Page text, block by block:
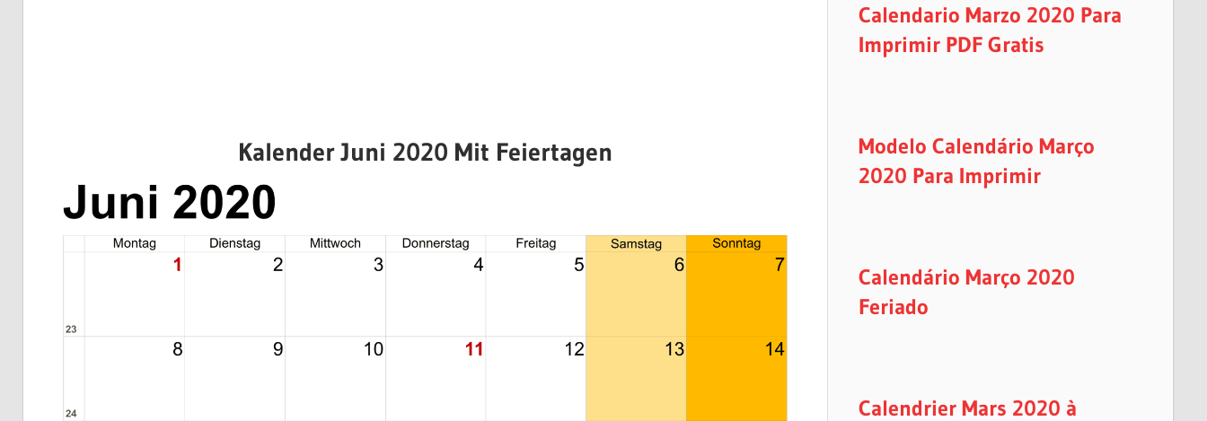
Kalender Juni 2020 Mit Feiertagen
Calendario Marzo 2020 Para
Imprimir PDF Gratis
Modelo Calendário Março
2020 Para Imprimir
Calendário Março 2020
Feriado
Calendrier Mars 2020 à